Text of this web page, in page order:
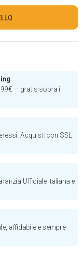
— gratis sopra i
Acquisti con SSL
Ufficiale Italiana e
affidabile e sempre